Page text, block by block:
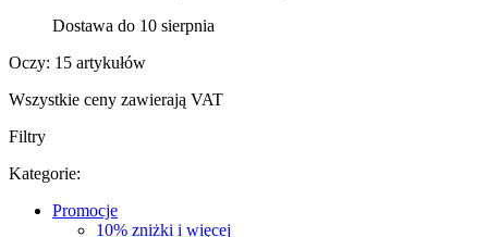
Dostawa do 10 sierpnia
Oczy: 15 artykułów
Wszystkie ceny zawierają VAT
Filtry
Kategorie:
Promocje
10% zniżki i więcej